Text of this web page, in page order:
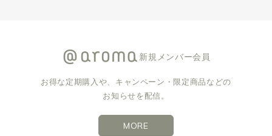
新規メンバー会員
お得な定期購入や、キャンペーン・限定商品などの
お知らせを配信。
MORE